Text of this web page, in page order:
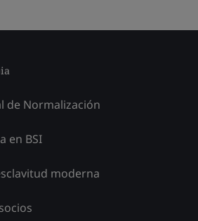
de Normalización
en BSI
moderna